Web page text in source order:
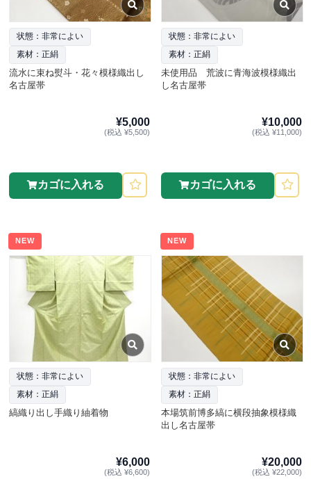
状態：非常によい
素材：正絹
流水に束ね熨斗・花々模様織出し
名古屋帯
¥5,000
(税込 ¥5,500)
カゴに入れる
状態：非常によい
素材：正絹
未使用品 荒波に青海波模様織出
し名古屋帯
¥10,000
(税込 ¥11,000)
カゴに入れる
NEW
状態：非常によい
素材：正絹
縞織り出し手織り紬着物
¥6,000
(税込 ¥6,600)
NEW
状態：非常によい
素材：正絹
本場筑前博多縞に横段抽象模様織
出し名古屋帯
¥20,000
(税込 ¥22,000)